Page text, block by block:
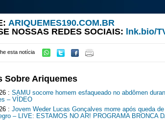
ARIQUEMES190.COM.BR
NOSSAS REDES SOCIAIS: lnk.bio/
esta notícia
Sobre Ariquemes
: SAMU socorre homem esfaqueado no abdômen
– VÍDEO
: Jovem Weder Lucas Gonçalves morre após queda
– LIVE: ESTAMOS NO AR! PROGRAMA BRONCA